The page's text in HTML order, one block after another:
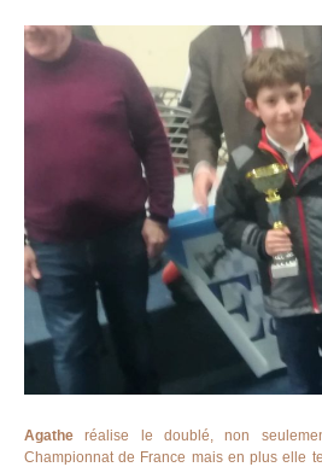
Agathe réalise le doublé, non
Championnat de France mais en plus elle